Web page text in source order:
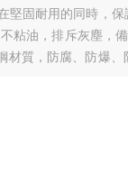
堅固耐用的同時，
粘油，排斥灰塵，
材質，防腐、防爆、